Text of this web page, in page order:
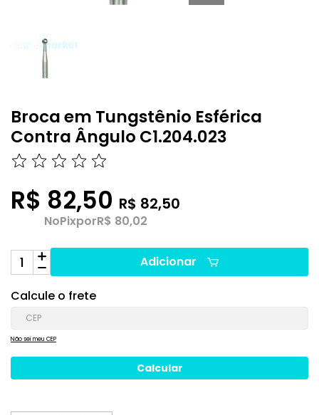
Broca em Tungstênio Esférica
Contra Ângulo C1.204.023
R$ 82,50 R$ 82,50
NoPixporR$ 80,02
Adicionar
Calcule o frete
Não sei meu CEP